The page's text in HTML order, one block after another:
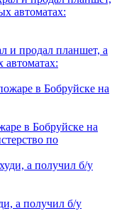
и продал планшет, а
в Бобруйске на
по
а получил б/у